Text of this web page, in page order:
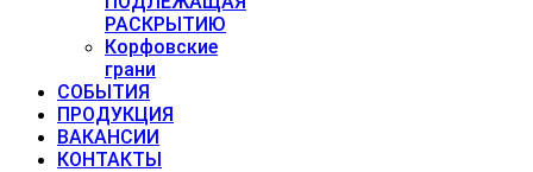
РАСКРЫТИЮ
Корфовские
грани
СОБЫТИЯ
ПРОДУКЦИЯ
ВАКАНСИИ
КОНТАКТЫ